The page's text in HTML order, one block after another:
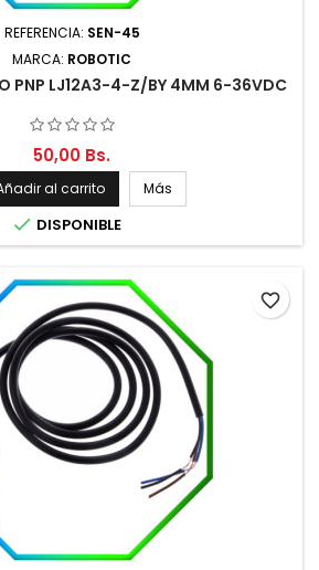
REFERENCIA: SEN-45
MARCA: ROBOTIC
PNP LJ12A3-4-Z/BY 4MM 6-36VDC
50,00 Bs.
al carrito Más
 DISPONIBLE
favorite_border